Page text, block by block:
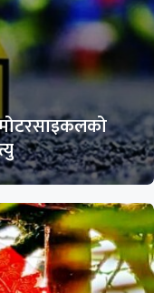
मोटरसाइकलको